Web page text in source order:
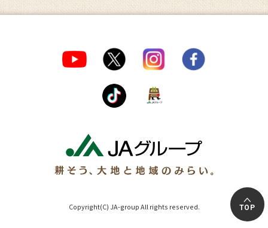
Copyright(C) JA-group All rights reserved. TOP